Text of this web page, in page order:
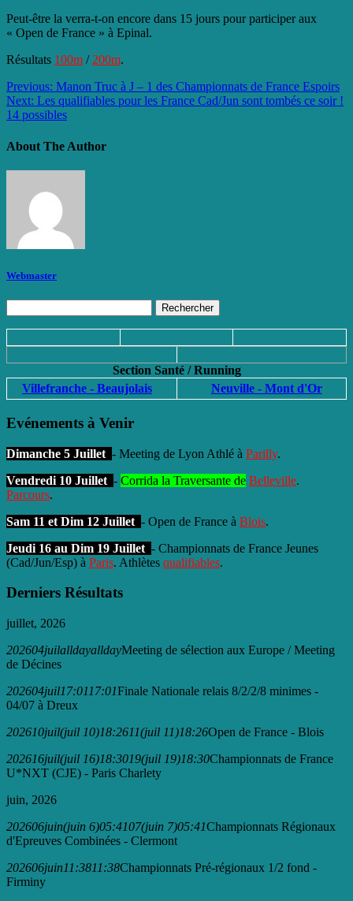
Peut-être la verra-t-on encore dans 15 jours pour participer aux
« Open de France » à Epinal.
Résultats 100m / 200m.
Previous: Manon Truc à J – 1 des Championnats de France Espoirs
Next: Les qualifiables pour les France Cad/Jun sont tombés ce soir !
14 possibles
About The Author
Webmaster
Section Santé / Running
Villefranche - Beaujolais
Neuville - Mont d'Or
Evénements à Venir
Dimanche 5 Juillet - Meeting de Lyon Athlé à Parilly.
Vendredi 10 Juillet - Corrida la Traversante de Belleville.
Parcours.
Sam 11 et Dim 12 Juillet - Open de France à Blois.
Jeudi 16 au Dim 19 Juillet - Championnats de France Jeunes
(Cad/Jun/Esp) à Paris. Athlètes qualifiables.
Derniers Résultats
juillet, 2026
202604juilalldayalldayMeeting de sélection aux Europe / Meeting
de Décines
202604juil17:0117:01Finale Nationale relais 8/2/2/8 minimes -
04/07 à Dreux
202610juil(juil 10)18:2611(juil 11)18:26Open de France - Blois
202616juil(juil 16)18:3019(juil 19)18:30Championnats de France
U*NXT (CJE) - Paris Charlety
juin, 2026
202606juin(juin 6)05:4107(juin 7)05:41Championnats Régionaux
d'Epreuves Combinées - Clermont
202606juin11:3811:38Championnats Pré-régionaux 1/2 fond -
Firminy